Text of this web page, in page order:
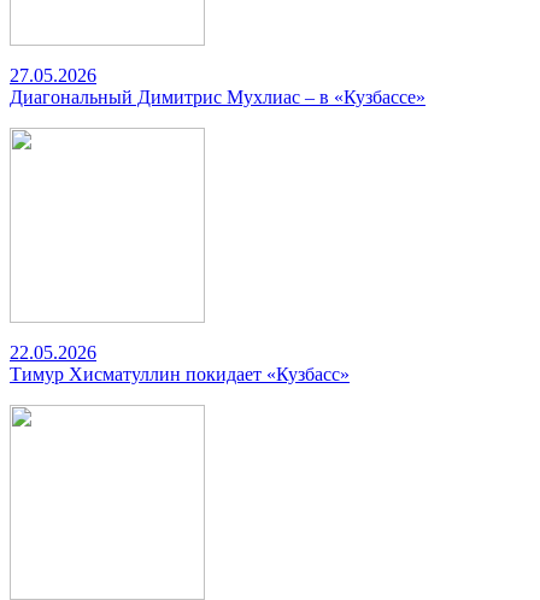
27.05.2026
Диагональный Димитрис Мухлиас – в «Кузбассе»
22.05.2026
Тимур Хисматуллин покидает «Кузбасс»